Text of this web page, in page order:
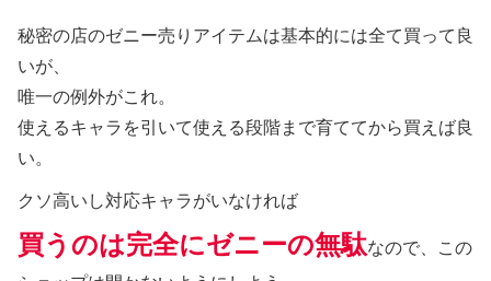
秘密の店のゼニー売りアイテムは基本的には全て買って良
いが、
唯一の例外がこれ。
使えるキャラを引いて使える段階まで育ててから買えば良
い。
クソ高いし対応キャラがいなければ
買うのは完全にゼニーの無駄なので、この